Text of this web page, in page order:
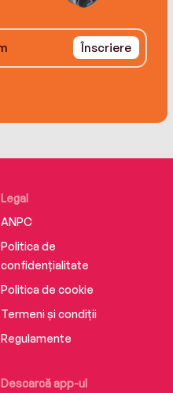
Înscriere
Descarcă app-ul
Legal
ANPC
Politica de
confidențialitate
Politica de cookie
Termeni și condiții
Regulamente